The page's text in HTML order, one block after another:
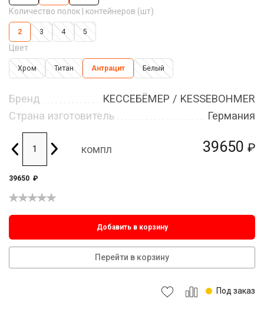
39650 ₽
Количество полок | контейнеров (шт)
2 3 4 5
Цвет
Хром Титан Антрацит Белый
Бренд
КЕССЕБЁМЕР / KESSEBOHMER
Страна изготовитель
Германия
компл
39650 ₽
Добавить в корзину
Перейти в корзину
Под заказ